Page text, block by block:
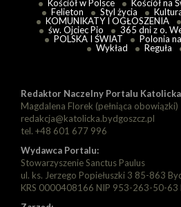
Kościół w Polsce Kościół na
Felieton
Styl życia
KOMUNIKATY I OGŁOSZENIA
św. Ojciec Pio
365 dni z o.
POLSKA I ŚWIAT
Polonia
Wykład
Reguła
Redaktor Naczelny Portalu
Magdalena Florek (pełniąca obowiązki)
redakcja@katolicka.bydgoszcz.pl
tel. +48 601 677 996
Wydawca Portalu:
Stowarzyszenie Sanctus Paulus
ul. ks. Jerzego Popiełuszki 3 85-863
KRS 0000408166 NIP 953-263-50-63